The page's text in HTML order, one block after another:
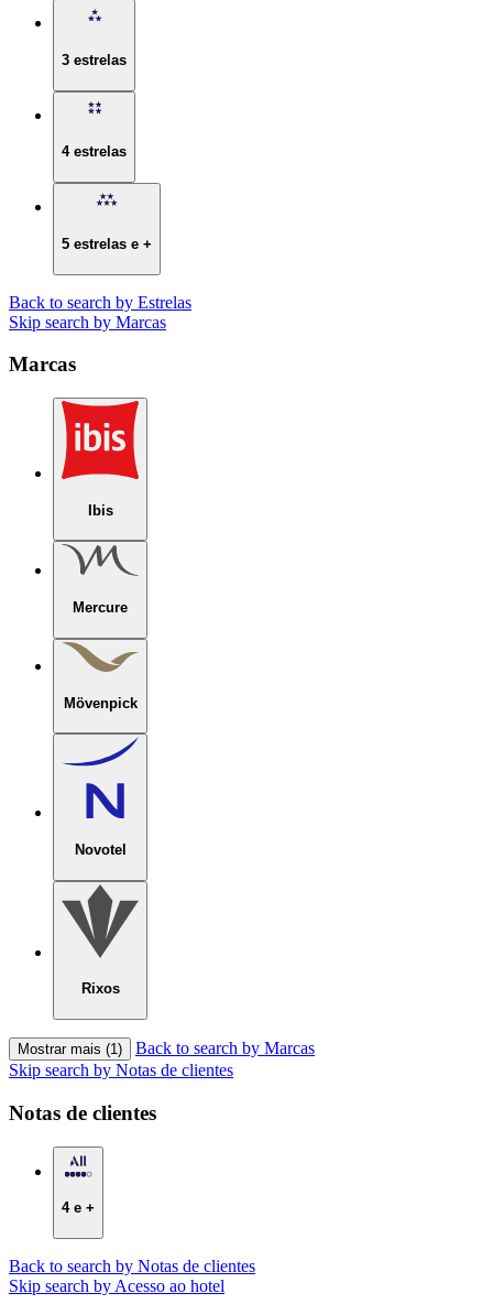
3 estrelas
4 estrelas
5 estrelas e +
Back to search by Estrelas
Skip search by Marcas
Marcas
Ibis
Mercure
Mövenpick
Novotel
Rixos
Mostrar mais (1)
Back to search by Marcas
Skip search by Notas de clientes
Notas de clientes
4 e +
Back to search by Notas de clientes
Skip search by Acesso ao hotel